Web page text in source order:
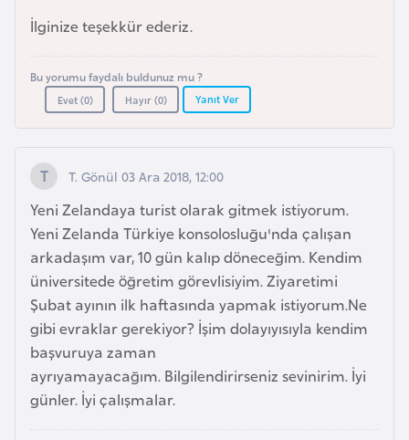
İlginize teşekkür ederiz.
Bu yorumu faydalı buldunuz mu ?
Evet (0) Hayır (0) Yanıt Ver
T. Gönül 03 Ara 2018, 12:00
Yeni Zelandaya turist olarak gitmek istiyorum.
Yeni Zelanda Türkiye konsolosluğu'nda çalışan
arkadaşım var, 10 gün kalıp döneceğim. Kendim
üniversitede öğretim görevlisiyim. Ziyaretimi
Şubat ayının ilk haftasında yapmak istiyorum.Ne
gibi evraklar gerekiyor? İşim dolayıyısıyla kendim
başvuruya zaman
ayrıyamayacağım. Bilgilendirirseniz sevinirim. İyi
günler. İyi çalışmalar.
e
y
n
n
g
l
a
d
e
ş
B
e
l
a